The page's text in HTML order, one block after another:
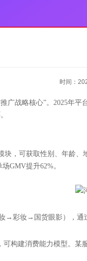
时间：
广战略核心”。2025年
，可获取性别、年龄
GMV提升62%。
→彩妆→国货眼影），通
构建消费能力模型。